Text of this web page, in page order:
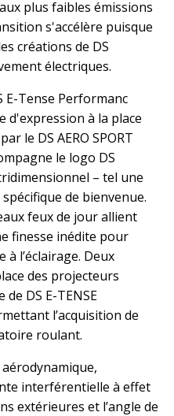
plus faibles émissions
s'accélère puisque
créations de DS
électriques.
E-Tense Performanc
d'expression à la place
le DS AERO SPORT
le logo DS
– tel une
de bienvenue.
feux de jour allient
finesse inédite pour
l’éclairage. Deux
des projecteurs
DS E-TENSE
l’acquisition de
roulant.
interférentielle à effet
extérieures et l’angle de